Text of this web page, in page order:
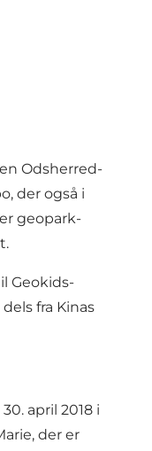
Odsherred-
der også i
geopark-
Geokids-
fra Kinas
april 2018 i
der er